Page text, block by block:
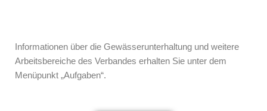
Informationen über die Gewässerunterhaltung und weitere
Arbeitsbereiche des Verbandes erhalten Sie unter dem
Menüpunkt „Aufgaben“.